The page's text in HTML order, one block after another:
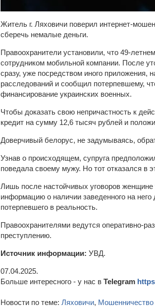
Житель г. Ляховичи поверил интернет-
сберечь немалые деньги.
Правоохранители установили, что 49-
сотрудником мобильной компании. После
сразу, уже посредством иного
расследований и сообщил потерпевшему,
финансирование украинских военных.
Чтобы доказать свою непричастность к
кредит на сумму 12,6 тысяч рублей и
Доверчивый белорус, не задумываясь,
Узнав о происходящем, супруга
поведала своему мужу. Но тот отказался в
Лишь после настойчивых уговоров
информацию о наличии заведенного на
потерпевшего в реальность.
Правоохранителями ведутся оперативно-
преступлению.
Источник информации: УВД.
07.04.2025.
Больше интересного - у нас в Telegram
Новости по теме: Ляховичи, Мошенничество